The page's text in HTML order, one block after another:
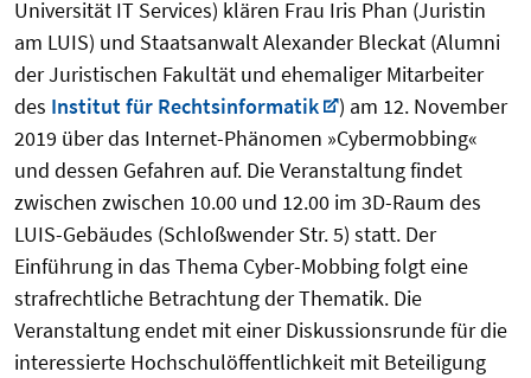
Universität IT Services) klären Frau Iris Phan (Juristin
am LUIS) und Staatsanwalt Alexander Bleckat (Alumni
der Juristischen Fakultät und ehemaliger Mitarbeiter
des Institut für Rechtsinformatik
) am 12. November
2019 über das Internet-Phänomen »Cybermobbing«
und dessen Gefahren auf. Die Veranstaltung findet
zwischen zwischen 10.00 und 12.00 im 3D-Raum des
LUIS-Gebäudes (Schloßwender Str. 5) statt. Der
Einführung in das Thema Cyber-Mobbing folgt eine
strafrechtliche Betrachtung der Thematik. Die
Veranstaltung endet mit einer Diskussionsrunde für die
interessierte Hochschulöffentlichkeit mit Beteiligung